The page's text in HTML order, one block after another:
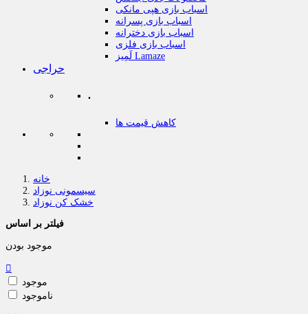
اسباب بازی هپی مانکی
اسباب بازی پسرانه
اسباب بازی دخترانه
اسباب بازی فلزی
لَمِیز Lamaze
حراجی
.
کاهش قیمت ها
خانه
سیسمونی نوزاد
خشک کن نوزاد
فیلتر بر اساس
موجود بودن

موجود
ناموجود